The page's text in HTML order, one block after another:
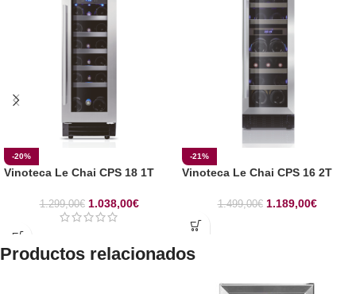
-20%
Vinoteca Le Chai CPS 18 1T
1.299,00€ 1.038,00€
-21%
Vinoteca Le Chai CPS 16 2T
1.499,00€ 1.189,00€
Productos relacionados